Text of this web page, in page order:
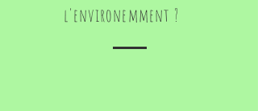
l'environemment ?